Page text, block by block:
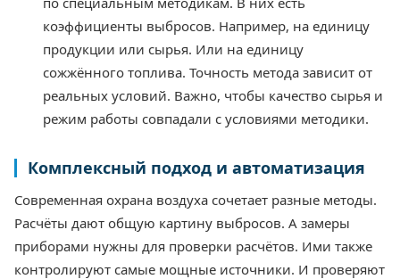
коэффициенты выбросов. Например, на единицу
продукции или сырья. Или на единицу
сожжённого топлива. Точность метода зависит от
реальных условий. Важно, чтобы качество сырья и
режим работы совпадали с условиями методики.
Комплексный подход и автоматизация
Современная охрана воздуха сочетает разные методы.
Расчёты дают общую картину выбросов. А замеры
приборами нужны для проверки расчётов. Ими также
контролируют самые мощные источники. И проверяют